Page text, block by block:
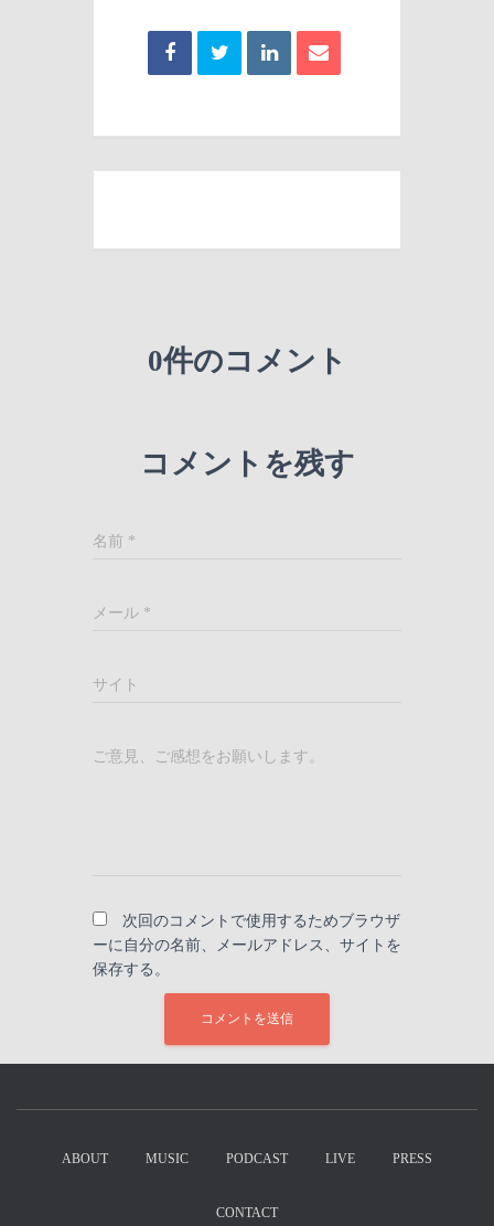
0件のコメント
コメントを残す
名前 *
メール *
サイト
ご意見、ご感想をお願いします。
次回のコメントで使用するためブラウザ
ーに自分の名前、メールアドレス、サイトを
保存する。
ABOUT MUSIC PODCAST LIVE PRESS
CONTACT